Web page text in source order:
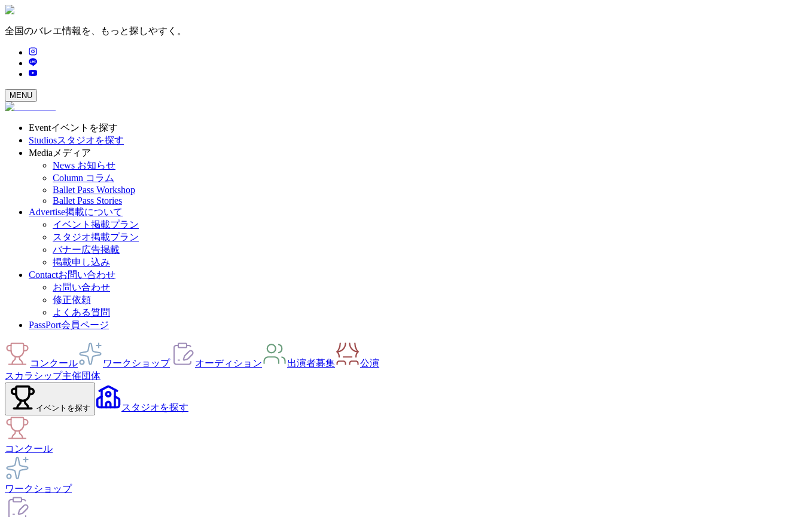
全国のバレエ情報を、もっと探しやすく。
MENU
Eventイベントを探す
Studiosスタジオを探す
Media メディア
News お知らせ
Column コラム
Ballet Pass Workshop
Ballet Pass Stories
Advertise掲載について
イベント掲載プラン
スタジオ掲載プラン
バナー広告掲載
掲載申し込み
Contactお問い合わせ
お問い合わせ
修正依頼
よくある質問
PassPort会員ページ
コンクール ワークショップ オーディション 出演者募集
公演
スカラシップ主催団体
イベント を探す スタジオを探す
コンクール
ワークショップ